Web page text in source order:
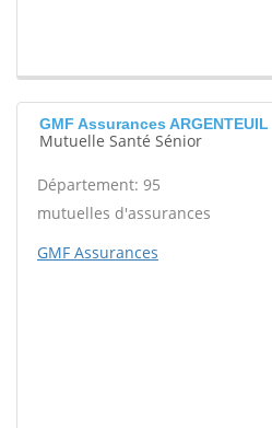
GMF Assurances ARGENTEUIL
Mutuelle Santé Sénior
Département: 95
mutuelles d'assurances
GMF Assurances